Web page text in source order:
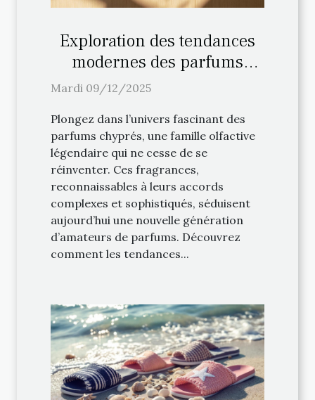
Exploration des tendances
modernes des parfums
chyprés
Mardi 09/12/2025
Plongez dans l’univers fascinant des
parfums chyprés, une famille olfactive
légendaire qui ne cesse de se
réinventer. Ces fragrances,
reconnaissables à leurs accords
complexes et sophistiqués, séduisent
aujourd’hui une nouvelle génération
d’amateurs de parfums. Découvrez
comment les tendances...